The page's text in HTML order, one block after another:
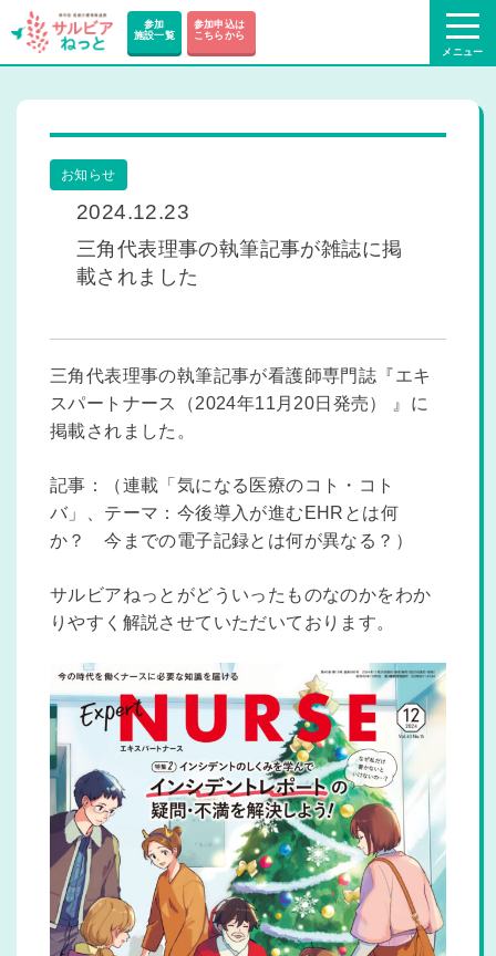
参加
施設一覧
参加申込は
こちらから
お知らせ
2024.12.23
三角代表理事の執筆記事が雑誌に掲
載されました
三角代表理事の執筆記事が看護師専門誌『エキ
スパートナース（2024年11月20日発売） 』に
掲載されました。
記事：
（連載「気になる医療のコト・コト
バ」、テーマ：今後導入が進むEHRとは何
か？ 今までの電子記録とは何が異なる？）
サルビアねっとがどういったものなのかをわか
りやすく解説させていただいております。